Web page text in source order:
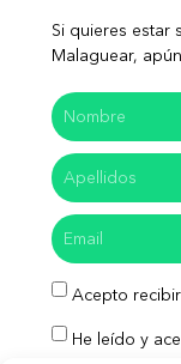
Si quieres estar
Malaguear,
Acepto
He leído y